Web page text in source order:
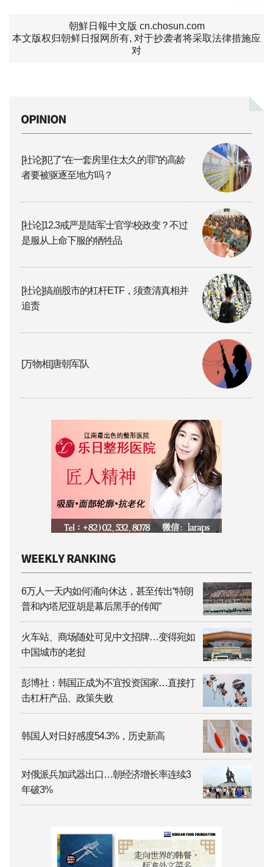
朝鮮日報中文版 cn.chosun.com
本文版权归朝鲜日报网所有, 对于抄袭者将采取法律措施应
对
[社论]犯了“在一套房里住太久的罪”的高龄
者要被驱逐至地方吗？
[社论]12.3戒严是陆军士官学校政变？不过
是服从上命下服的牺牲品
[社论]搞崩股市的杠杆ETF，须查清真相并
追责
[万物相]唐朝军队
6万人一天内如何涌向休达，甚至传出“特朗
普和内塔尼亚胡是幕后黑手的传闻”
火车站、商场随处可见中文招牌…变得宛如
中国城市的老挝
彭博社：韩国正成为不宜投资国家…直接打
击杠杆产品、政策失败
韩国人对日好感度54.3%，历史新高
对俄派兵加武器出口…朝经济增长率连续3
年破3%